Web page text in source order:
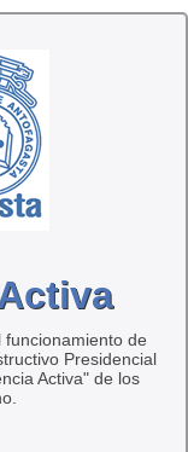
de
Presidencial
Activa" de los